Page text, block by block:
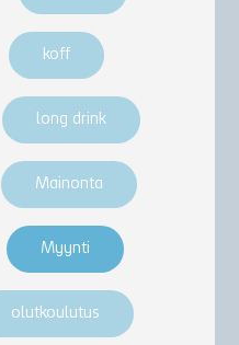
koff
long drink
Mainonta
Myynti
olutkoulutus